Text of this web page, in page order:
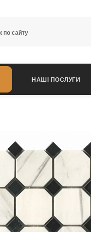
НАШІ ПОСЛУГИ